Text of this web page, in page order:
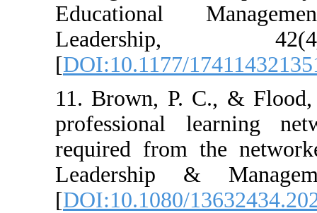
[DOI:10.1177/
11. Brown, P.
professional
required from
Leadership
[DOI:10.1080/